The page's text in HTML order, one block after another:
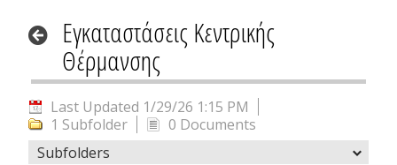
Εγκαταστάσεις Κεντρικής
Θέρμανσης
Last Updated 1/29/26 1:15 PM
1 Subfolder
0 Documents
Subfolders